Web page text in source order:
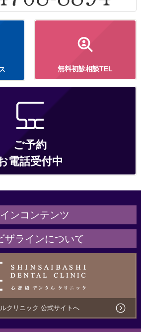
無料初診相談TEL
ご予約
電話受付中
ンコンテンツ
ザラインについて
クリニック 公式サイトへ